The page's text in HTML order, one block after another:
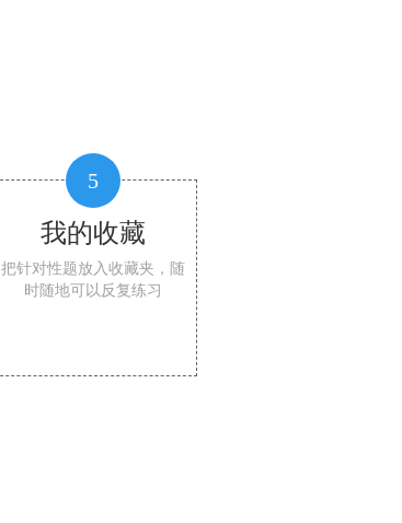
5
我的收藏
把针对性题放入收藏夹，随
时随地可以反复练习